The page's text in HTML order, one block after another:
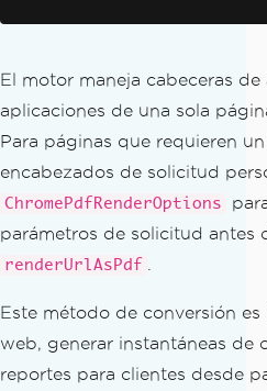
El motor maneja cabeceras
aplicaciones de una sola
Para páginas que requieren
encabezados de solicitud
ChromePdfRenderOptions
parámetros de solicitud antes
renderUrlAsPdf
Este método de conversión
web, generar instantáneas de
reportes para clientes desde